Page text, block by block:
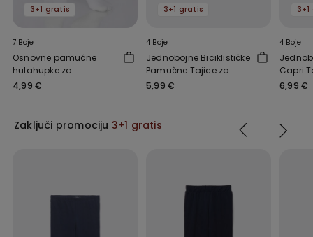
3+1 gratis
7 Boje
Osnovne pamučne
hulahupke za
djevojčice
4,99 €
3+1 gratis
4 Boje
Jednobojne Biciklističke
Pamučne Tajice za
Djevojčice
5,99 €
4 Boje
Capri
6,99 €
Zaključi promociju 3+1 gratis